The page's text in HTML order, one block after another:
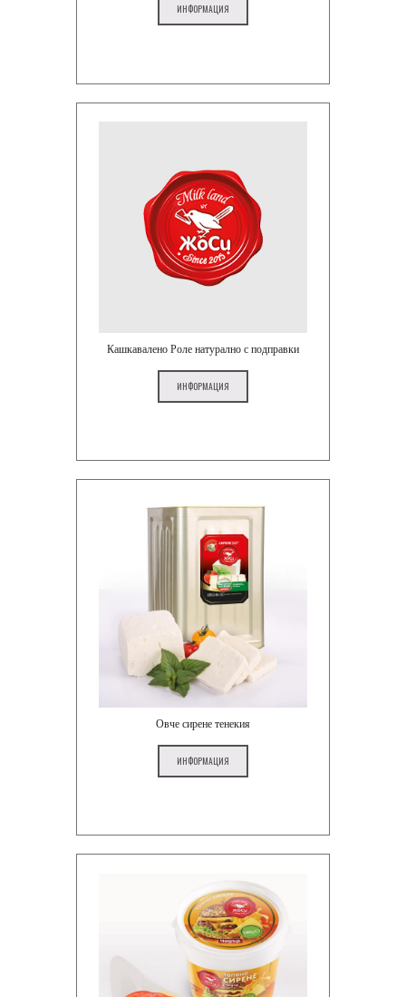
ИНФОРМАЦИЯ
Кашкавалено Роле натурално с подправки
ИНФОРМАЦИЯ
Овче сирене тенекия
ИНФОРМАЦИЯ